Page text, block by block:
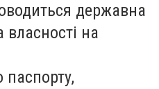
державна
власності на
паспорту,